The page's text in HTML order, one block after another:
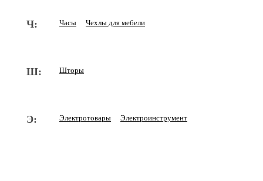
Ч: Часы Чехлы для мебели
Ш: Шторы
Э: Электротовары Электроинструмент